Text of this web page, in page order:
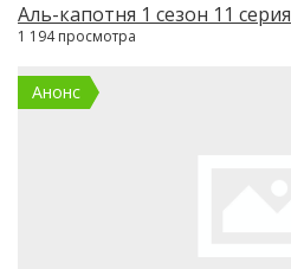
Аль-капотня 1 сезон 11 серия
1 194 просмотра
Анонс